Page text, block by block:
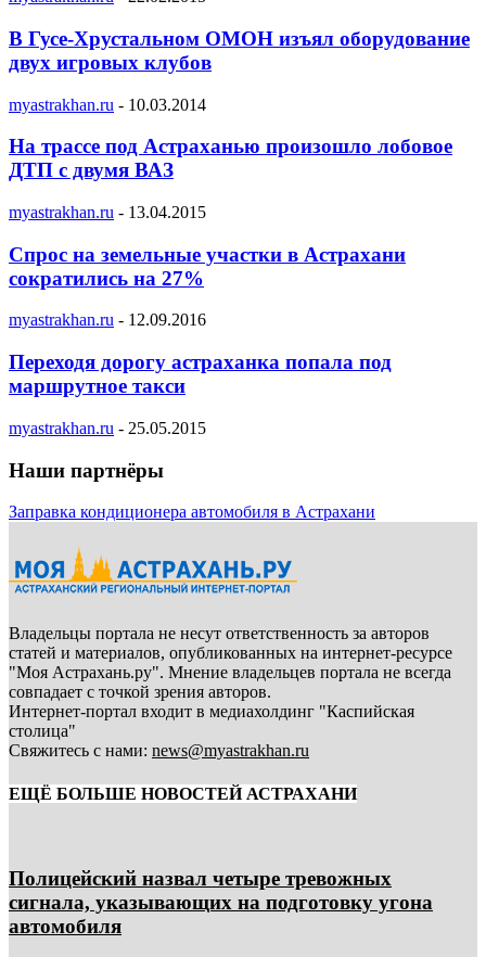
В Гусе-Хрустальном ОМОН изъял оборудование
двух игровых клубов
myastrakhan.ru - 10.03.2014
На трассе под Астраханью произошло лобовое
ДТП с двумя ВАЗ
myastrakhan.ru - 13.04.2015
Спрос на земельные участки в Астрахани
сократились на 27%
myastrakhan.ru - 12.09.2016
Переходя дорогу астраханка попала под
маршрутное такси
myastrakhan.ru - 25.05.2015
Наши партнёры
Заправка кондиционера автомобиля в Астрахани
Владельцы портала не несут ответственность за авторов
статей и материалов, опубликованных на интернет-ресурсе
"Моя Астрахань.ру". Мнение владельцев портала не всегда
совпадает с точкой зрения авторов.
Интернет-портал входит в медиахолдинг "Каспийская
столица"
Свяжитесь с нами: news@myastrakhan.ru
ЕЩЁ БОЛЬШЕ НОВОСТЕЙ АСТРАХАНИ
Полицейский назвал четыре тревожных
сигнала, указывающих на подготовку угона
автомобиля